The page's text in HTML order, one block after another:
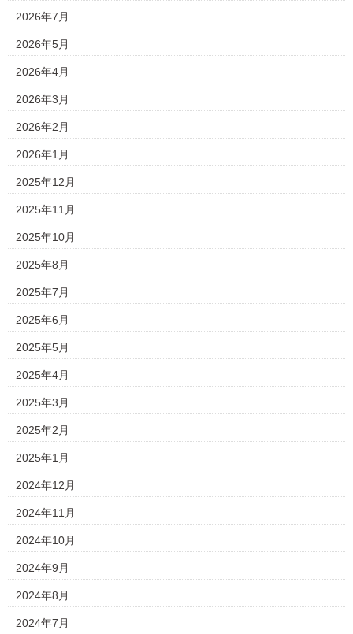
2026年7月
2026年5月
2026年4月
2026年3月
2026年2月
2026年1月
2025年12月
2025年11月
2025年10月
2025年8月
2025年7月
2025年6月
2025年5月
2025年4月
2025年3月
2025年2月
2025年1月
2024年12月
2024年11月
2024年10月
2024年9月
2024年8月
2024年7月